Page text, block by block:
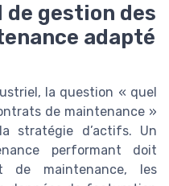
gestion des
adapté
la question « quel
de maintenance »
stratégie d’actifs. Un
performant doit
de maintenance, les